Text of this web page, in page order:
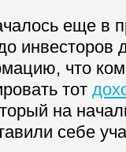
еще в
инвесторов
что
тот
на
себе